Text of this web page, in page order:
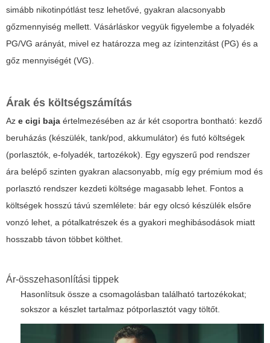
simább nikotinpótlást tesz lehetővé, gyakran alacsonyabb
gőzmennyiség mellett. Vásárláskor vegyük figyelembe a folyadék
PG/VG arányát, mivel ez határozza meg az ízintenzitást (PG) és a
gőz mennyiségét (VG).
Árak és költségszámítás
Az e cigi baja értelmezésében az ár két csoportra bontható: kezdő
beruházás (készülék, tank/pod, akkumulátor) és futó költségek
(porlasztók, e-folyadék, tartozékok). Egy egyszerű pod rendszer
ára belépő szinten gyakran alacsonyabb, míg egy prémium mod és
porlasztó rendszer kezdeti költsége magasabb lehet. Fontos a
költségek hosszú távú szemlélete: bár egy olcsó készülék elsőre
vonzó lehet, a pótalkatrészek és a gyakori meghibásodások miatt
hosszabb távon többet költhet.
Ár-összehasonlítási tippek
Hasonlítsuk össze a csomagolásban található tartozékokat;
sokszor a készlet tartalmaz pótporlasztót vagy töltőt.